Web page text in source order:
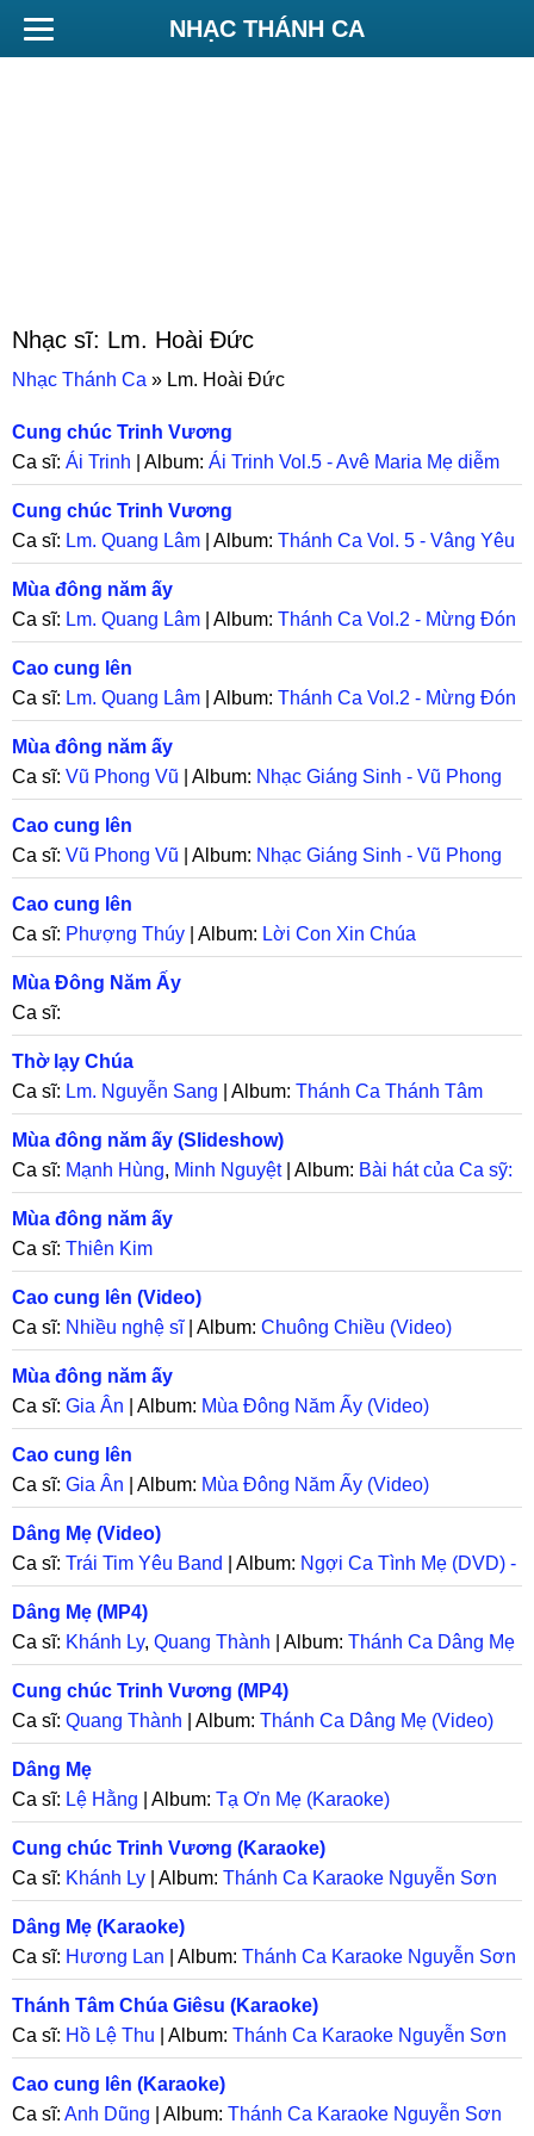
NHẠC THÁNH CA
Nhạc sĩ: Lm. Hoài Đức
Nhạc Thánh Ca » Lm. Hoài Đức
Cung chúc Trinh Vương
Ca sĩ: Ái Trinh | Album: Ái Trinh Vol.5 - Avê Maria Mẹ diễm
phúc
Cung chúc Trinh Vương
Ca sĩ: Lm. Quang Lâm | Album: Thánh Ca Vol. 5 - Vâng Yêu
Như Mẹ
Mùa đông năm ấy
Ca sĩ: Lm. Quang Lâm | Album: Thánh Ca Vol.2 - Mừng Đón
Giáng Sinh
Cao cung lên
Ca sĩ: Lm. Quang Lâm | Album: Thánh Ca Vol.2 - Mừng Đón
Giáng Sinh
Mùa đông năm ấy
Ca sĩ: Vũ Phong Vũ | Album: Nhạc Giáng Sinh - Vũ Phong
Vũ
Cao cung lên
Ca sĩ: Vũ Phong Vũ | Album: Nhạc Giáng Sinh - Vũ Phong
Vũ
Cao cung lên
Ca sĩ: Phượng Thúy | Album: Lời Con Xin Chúa
Mùa Đông Năm Ấy
Ca sĩ:
Thờ lạy Chúa
Ca sĩ: Lm. Nguyễn Sang | Album: Thánh Ca Thánh Tâm
Chúa Giêsu
Mùa đông năm ấy (Slideshow)
Ca sĩ: Mạnh Hùng, Minh Nguyệt| Album: Bài hát của Ca sỹ:
Mạnh Hùng
Mùa đông năm ấy
Ca sĩ: Thiên Kim
Cao cung lên (Video)
Ca sĩ: Nhiều nghệ sĩ| Album: Chuông Chiều (Video)
Mùa đông năm ấy
Ca sĩ: Gia Ân | Album: Mùa Đông Năm Ấy (Video)
Cao cung lên
Ca sĩ: Gia Ân | Album: Mùa Đông Năm Ấy (Video)
Dâng Mẹ (Video)
Ca sĩ: Trái Tim Yêu Band | Album: Ngợi Ca Tình Mẹ (DVD) -
Trái Tim Yêu Band
Dâng Mẹ (MP4)
Ca sĩ: Khánh Ly, Quang Thành | Album: Thánh Ca Dâng Mẹ
(Video)
Cung chúc Trinh Vương (MP4)
Ca sĩ: Quang Thành | Album: Thánh Ca Dâng Mẹ (Video)
Dâng Mẹ
Ca sĩ: Lệ Hằng | Album: Tạ Ơn Mẹ (Karaoke)
Cung chúc Trinh Vương (Karaoke)
Ca sĩ: Khánh Ly | Album: Thánh Ca Karaoke Nguyễn Sơn
Khanh
Dâng Mẹ (Karaoke)
Ca sĩ: Hương Lan | Album: Thánh Ca Karaoke Nguyễn Sơn
Khanh
Thánh Tâm Chúa Giêsu (Karaoke)
Ca sĩ: Hồ Lệ Thu | Album: Thánh Ca Karaoke Nguyễn Sơn
Khanh
Cao cung lên (Karaoke)
Ca sĩ: Anh Dũng | Album: Thánh Ca Karaoke Nguyễn Sơn